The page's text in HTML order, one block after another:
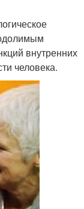
внутренних
человека.